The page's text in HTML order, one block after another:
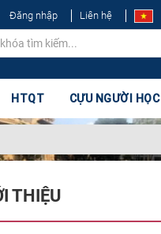
Đăng nhập Liên hệ
HTQT CỰU NGƯỜI HỌC
THIỆU